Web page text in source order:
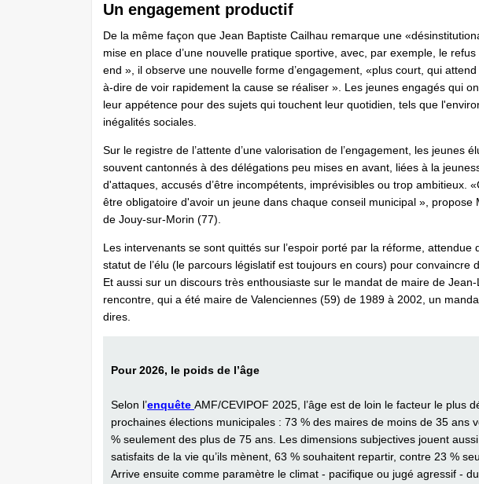
Un engagement productif
De la même façon que Jean Baptiste Cailhau remarque une
mise en place d’une nouvelle pratique sportive, avec, par exemple, le
end », il observe une nouvelle forme d’engagement, «plus court, qui
à-dire de voir rapidement la cause se réaliser ». Les jeunes engagés qui
leur appétence pour des sujets qui touchent leur quotidien, tels que
inégalités sociales.
Sur le registre de l’attente d’une valorisation de l’engagement, les jeunes
souvent cantonnés à des délégations peu mises en avant, liées à la
d'attaques, accusés d’être incompétents, imprévisibles ou trop ambitieux.
être obligatoire d'avoir un jeune dans chaque conseil municipal », propose
de Jouy-sur-Morin (77).
Les intervenants se sont quittés sur l’espoir porté par la réforme, attendue
statut de l’élu (le parcours législatif est toujours en cours) pour convaincre
Et aussi sur un discours très enthousiaste sur le mandat de maire de
rencontre, qui a été maire de Valenciennes (59) de 1989 à 2002, un
dires.
Pour 2026, le poids de l’âge
Selon l’enquête AMF/CEVIPOF 2025, l’âge est de loin le facteur le plus
prochaines élections municipales : 73 % des maires de moins de 35 ans
% seulement des plus de 75 ans. Les dimensions subjectives jouent
satisfaits de la vie qu’ils mènent, 63 % souhaitent repartir, contre 23 %
Arrive ensuite comme paramètre le climat - pacifique ou jugé agressif -